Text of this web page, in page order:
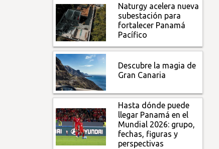
Naturgy acelera nueva
subestación para
fortalecer Panamá
Pacífico
Descubre la magia de
Gran Canaria
Hasta dónde puede
llegar Panamá en el
Mundial 2026: grupo,
fechas, figuras y
perspectivas